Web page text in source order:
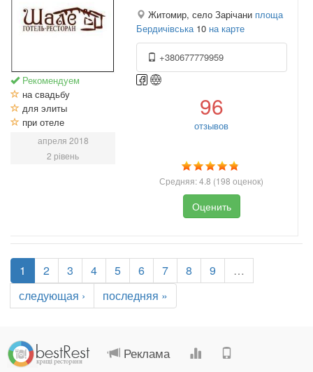
Рекомендуем
на свадьбу
для элиты
при отеле
апреля 2018
2 рівень
Житомир, село Зарічани площа
Бердичівська 10 на карте
+380677779959
96
отзывов
Средняя:4.8 (198 оценок)
Оценить
1 2 3 4 5 6 7 8 9
…
следующая ›
последняя »
Реклама